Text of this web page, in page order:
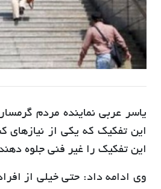
یاسر عربی نماینده مردم
این تفکیک که یکی از
این تفکیک را غیر فنی جلوه
وی ادامه داد: حتی خیلی از